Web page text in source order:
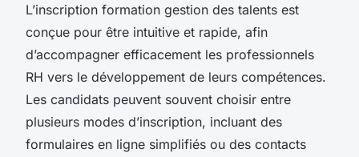
L’inscription formation gestion des talents est
conçue pour être intuitive et rapide, afin
d’accompagner efficacement les professionnels
RH vers le développement de leurs compétences.
Les candidats peuvent souvent choisir entre
plusieurs modes d’inscription, incluant des
formulaires en ligne simplifiés ou des contacts